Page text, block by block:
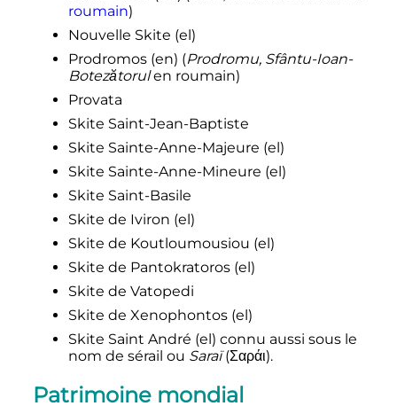
roumain)
Nouvelle Skite (el)
Prodromos (en) (Prodromu, Sfântu-Ioan-
Botezătorulen roumain)
Provata
Skite Saint-Jean-Baptiste
Skite Sainte-Anne-Majeure (el)
Skite Sainte-Anne-Mineure (el)
Skite Saint-Basile
Skite de Iviron (el)
Skite de Koutloumousiou (el)
Skite de Pantokratoros (el)
Skite de Vatopedi
Skite de Xenophontos (el)
Skite Saint André (el) connu aussi sous le
nom de sérail ou Saraï(Σαράι).
Patrimoine mondial